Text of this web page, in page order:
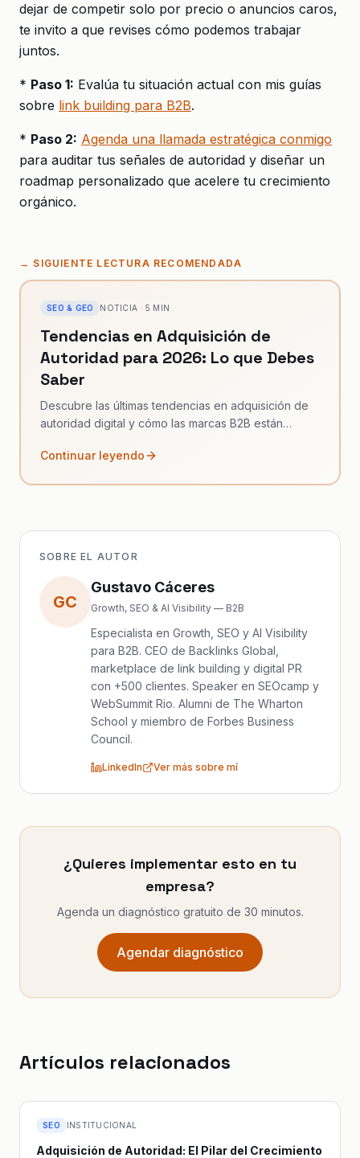
dejar de competir solo por precio o anuncios caros,
te invito a que revises cómo podemos trabajar
juntos.
* Paso 1: Evalúa tu situación actual con mis guías
sobre link building para B2B.
* Paso 2: Agenda una llamada estratégica conmigo
para auditar tus señales de autoridad y diseñar un
roadmap personalizado que acelere tu crecimiento
orgánico.
→ SIGUIENTE LECTURA RECOMENDADA
SEO & GEO NOTICIA · 5 MIN
Tendencias en Adquisición de
Autoridad para 2026: Lo que Debes
Saber
Descubre las últimas tendencias en adquisición de
autoridad digital y cómo las marcas B2B están
IA.
Continuar leyendo
SOBRE EL AUTOR
GC
Gustavo Cáceres
Growth, SEO & AI Visibility — B2B
Especialista en Growth, SEO y AI Visibility
para B2B. CEO de Backlinks Global,
marketplace de link building y digital PR
con +500 clientes. Speaker en SEOcamp y
WebSummit Rio. Alumni de The Wharton
School y miembro de Forbes Business
Council.
LinkedIn Ver más sobre mí
¿Quieres implementar esto en tu
empresa?
Agenda un diagnóstico gratuito de 30 minutos.
Agendar diagnóstico
Artículos relacionados
SEO INSTITUCIONAL
Adquisición de Autoridad: El Pilar del Crecimiento